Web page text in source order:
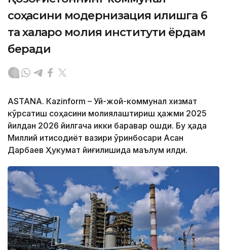
соҳасини модернизация қилишга 6
та халқаро молия институти ёрдам
беради
ASTANА. Кazinform – Уй-жой-коммунал хизмат
кўрсатиш соҳасини молиялаштириш ҳажми 2025
йилдан 2026 йилгача икки баравар ошди. Бу ҳақда
Миллий иқтисодиёт вазири ўринбосари Асан
Дарбаев Ҳукумат йиғилишида маълум қилди.